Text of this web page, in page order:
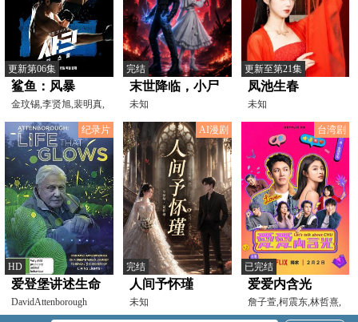
更新第06集
鲨鱼：风暴
金玟锡,李贤旭,裴明真,
李正贤,朴晋
完结
末世降临，小尸
尸我呀吸吸吸2
未知
更新至第21集
凤池生春
未知
纪录片
HD
爱登堡讲述生命
之光
DavidAttenborough
AI漫剧
完结
人间予怀瑾
未知
台湾剧
已完结
爱爱内含光
詹子萱,柯震东,林哲熹,
巫建和,夏于乔,马志